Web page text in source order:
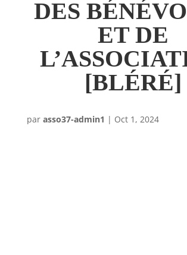
DES
ET DE
[BLÉRÉ]
par asso37-admin1 | Oct 1, 2024